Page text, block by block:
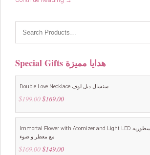
Special Gifts هدايا مميزة
Double Love Necklace سنسال دبل لوف
$199.00 Original
was:
$169.00Current
is:
Immortal Flower with Atomizer and Light LED ورده اسطوريه
مع معطر و ضوء
$169.00 Original
$149.00Current